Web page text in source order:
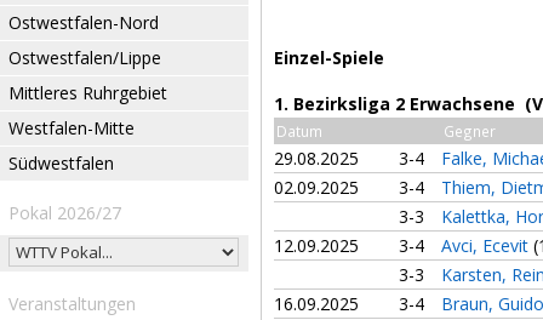
Ostwestfalen-Nord
Ostwestfalen/Lippe
Mittleres Ruhrgebiet
Westfalen-Mitte
Südwestfalen
Pokal 2026/27
Veranstaltungen
Einzel-Spiele
1. Bezirksliga 2 Erwachsene
Datum Gegner
29.08.2025 3-4
Falke,
02.09.2025
3-4
Thiem,
3-3
Kalettka,
12.09.2025
3-4 Avci, Ecevit
3-3
Karsten,
16.09.2025
3-4
Braun,